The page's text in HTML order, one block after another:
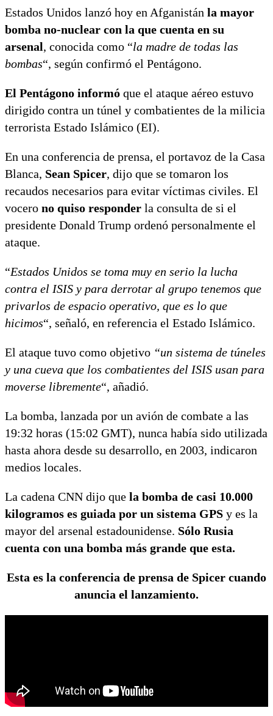
Estados Unidos lanzó hoy en Afganistán la mayor
bomba no-nuclear con la que cuenta en su
arsenal, conocida como “la madre de todas las
bombas“, según confirmó el Pentágono.
El Pentágono informó que el ataque aéreo estuvo
dirigido contra un túnel y combatientes de la milicia
terrorista Estado Islámico (EI).
En una conferencia de prensa, el portavoz de la Casa
Blanca, Sean Spicer, dijo que se tomaron los
recaudos necesarios para evitar víctimas civiles. El
vocero no quiso responder la consulta de si el
presidente Donald Trump ordenó personalmente el
ataque.
“Estados Unidos se toma muy en serio la lucha
contra el ISIS y para derrotar al grupo tenemos que
privarlos de espacio operativo, que es lo que
hicimos“, señaló, en referencia el Estado Islámico.
El ataque tuvo como objetivo “un sistema de túneles
y una cueva que los combatientes del ISIS usan para
moverse libremente“, añadió.
La bomba, lanzada por un avión de combate a las
19:32 horas (15:02 GMT), nunca había sido utilizada
hasta ahora desde su desarrollo, en 2003, indicaron
medios locales.
La cadena CNN dijo que la bomba de casi 10.000
kilogramos es guiada por un sistema GPS y es la
mayor del arsenal estadounidense. Sólo Rusia
cuenta con una bomba más grande que esta.
Esta es la conferencia de prensa de Spicer cuando
anuncia el lanzamiento.